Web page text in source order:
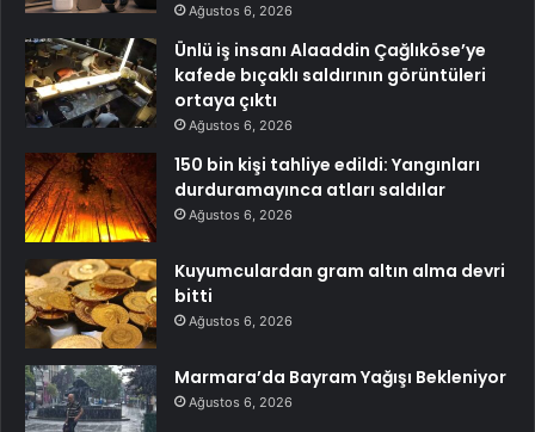
Ağustos 6, 2026
Ünlü iş insanı Alaaddin Çağlıköse’ye
kafede bıçaklı saldırının görüntüleri
ortaya çıktı
Ağustos 6, 2026
150 bin kişi tahliye edildi: Yangınları
durduramayınca atları saldılar
Ağustos 6, 2026
Kuyumculardan gram altın alma devri
bitti
Ağustos 6, 2026
Marmara’da Bayram Yağışı Bekleniyor
Ağustos 6, 2026